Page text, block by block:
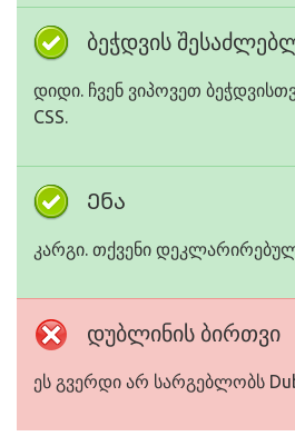
ბეჭდვის
დიდი. ჩვენ ვიპოვეთ
CSS.
Ენა
კარგი. თქვენი
დუბლინის ბირთვი
ეს გვერდი არ სარგებლობს